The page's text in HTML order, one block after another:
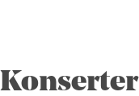
Konserter